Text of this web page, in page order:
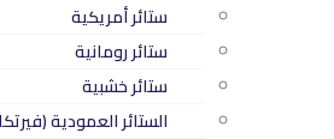
ستائر أمريكية
ستائر رومانية
ستائر خشبية
الستائر العمودية